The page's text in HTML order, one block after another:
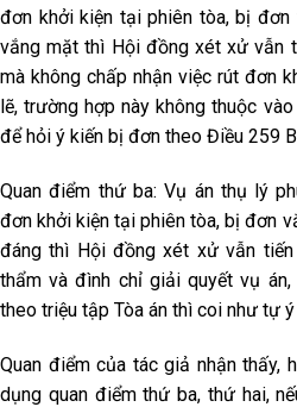
đơn khởi kiện tại phiên tòa, bị
vắng mặt thì Hội đồng xét xử vẫn
mà không chấp nhận việc rút đơn
lẽ, trường hợp này không thuộc
để hỏi ý kiến bị đơn theo Điều 259
Quan điểm thứ ba: Vụ án thụ lý
đơn khởi kiện tại phiên tòa, bị đơn
đáng thì Hội đồng xét xử vẫn
thẩm và đình chỉ giải quyết vụ
theo triệu tập Tòa án thì coi như tự
Quan điểm của tác giả nhận thấy,
dụng quan điểm thứ ba, thứ hai,